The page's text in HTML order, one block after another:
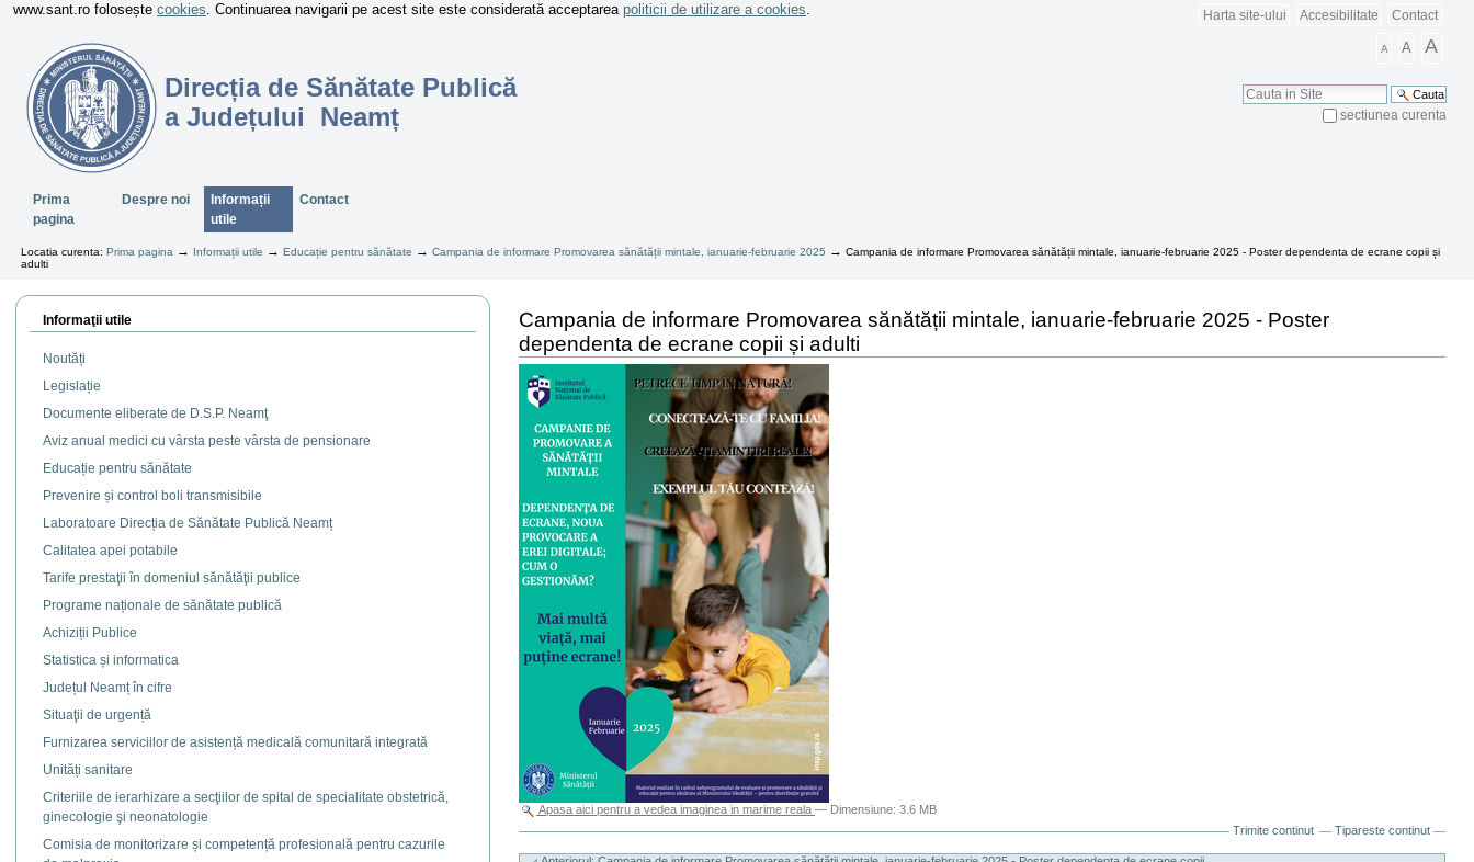
Harta site-ului Accesibilitate Contact
A A A
Cauta
sectiunea curenta
www.sant.ro folosește cookies. Continuarea navigarii pe acest site este considerată acceptarea politicii de utilizare a cookies.
Direcția de Sănătate Publică
a Județului Neamț
SectiuniPrima
pagina
Despre noi
Informații
utile
Contact
Locatia curenta: Prima pagina → Informații utile →Educație pentru sănătate →Campania de informare Promovarea sănătății mintale, ianuarie-februarie 2025 →Campania de informare Promovarea sănătății mintale, ianuarie-februarie 2025 - Poster dependenta de ecrane copii și
adulti
Informaţii utile
Noutăți
Legislație
Documente eliberate de D.S.P. Neamţ
Aviz anual medici cu vârsta peste vârsta de pensionare
Educație pentru sănătate
Prevenire și control boli transmisibile
Laboratoare Direcția de Sănătate Publică Neamț
Calitatea apei potabile
Tarife prestaţii în domeniul sănătăţii publice
Programe naționale de sănătate publică
Achiziții Publice
Statistica și informatica
Județul Neamț în cifre
Situaţii de urgență
Furnizarea serviciilor de asistență medicală comunitară integrată
Unități sanitare
Criteriile de ierarhizare a secţiilor de spital de specialitate obstetrică,
ginecologie şi neonatologie
Comisia de monitorizare și competență profesională pentru cazurile
Campania de informare Promovarea sănătății mintale, ianuarie-februarie 2025 - Poster
dependenta de ecrane copii și adulti
Apasa aici pentru a vedea imaginea in marime reala — Dimensiune: 3.6 MB
document
Trimite continut Tipareste continut